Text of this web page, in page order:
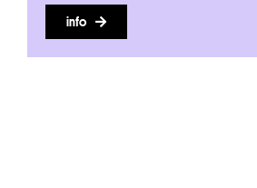
info